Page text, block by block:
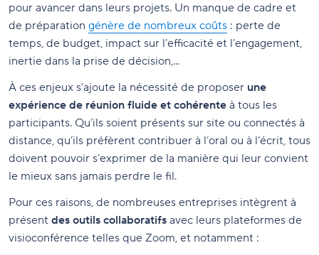
pour avancer dans leurs projets. Un manque de cadre et
de préparation génère de nombreux coûts : perte de
temps, de budget, impact sur l’efficacité et l’engagement,
inertie dans la prise de décision,...
À ces enjeux s’ajoute la nécessité de proposer une
expérience de réunion fluide et cohérente à tous les
participants. Qu’ils soient présents sur site ou connectés à
distance, qu’ils préfèrent contribuer à l’oral ou à l’écrit, tous
doivent pouvoir s’exprimer de la manière qui leur convient
le mieux sans jamais perdre le fil.
Pour ces raisons, de nombreuses entreprises intègrent à
présent des outils collaboratifs avec leurs plateformes de
visioconférence telles que Zoom, et notamment :